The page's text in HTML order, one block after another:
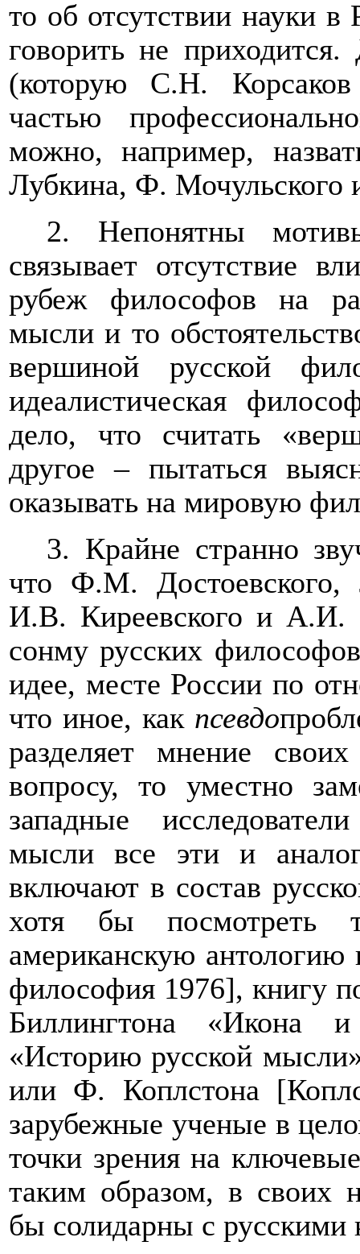
то об отсутствии науки
говорить не
(которую С.Н. Корсаков
частью
можно, например,
Лубкина, Ф. Мочульского
2. Непонятны
связывает отсутствие
рубеж философов на
мысли и то
вершиной русской
идеалистическая
дело, что считать
другое – пытаться
оказывать на мировую
3. Крайне странно
что Ф.М.
И.В. Киреевского и А.И.
сонму русских
идее, месте России по
что иное, как псевдо
разделяет мнение
вопросу, то уместно
западные
мысли все эти и
включают в состав
хотя бы посмотреть
американскую
философия 1976], книгу
Биллингтона «Икона
«Историю русской
или Ф. Коплстона
зарубежные ученые в
точки зрения на
таким образом, в своих
бы солидарны с русскими